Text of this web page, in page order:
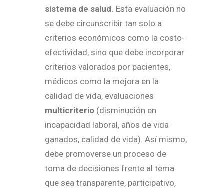
sistema de salud. Esta evaluación no
se debe circunscribir tan solo a
criterios económicos como la costo-
efectividad, sino que debe incorporar
criterios valorados por pacientes,
médicos como la mejora en la
calidad de vida, evaluaciones
multicriterio (disminución en
incapacidad laboral, años de vida
ganados, calidad de vida). Así mismo,
debe promoverse un proceso de
toma de decisiones frente al tema
que sea transparente, participativo,